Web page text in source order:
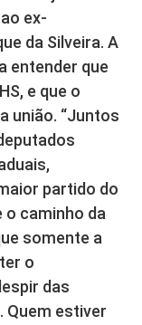
ex-
da Silveira. A
entender que
e que o
união. “Juntos
partido do
o caminho da
somente a
o
das
Quem estiver